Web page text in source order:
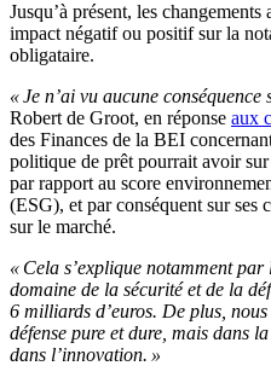
Jusqu’à présent, les
impact négatif ou positif sur la
obligataire.
« Je n’ai vu aucune
Robert de Groot, en réponse aux
des Finances de la BEI
politique de prêt pourrait avoir
par rapport au score
(ESG), et par conséquent sur ses
sur le marché.
« Cela s’explique notamment
domaine de la sécurité et de la
6 milliards d’euros. De plus,
défense pure et dure, mais dans
dans l’innovation. »